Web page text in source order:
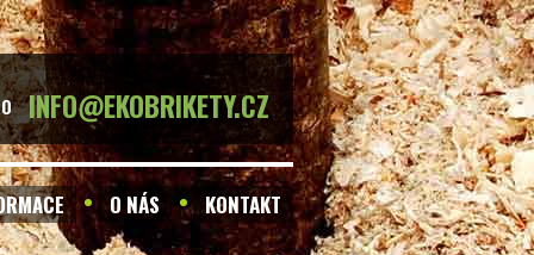
INFO@EKOBRIKETY.CZ
O NÁS KONTAKT